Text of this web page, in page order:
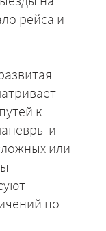
рейса и
к
и
или
по
05-23